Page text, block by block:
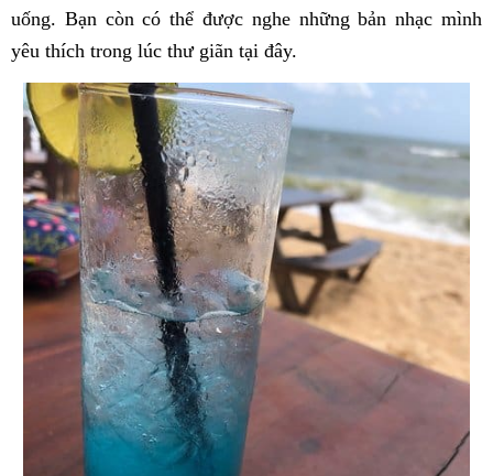
uống. Bạn còn có thể được nghe những bản nhạc mình
yêu thích trong lúc thư giãn tại đây.